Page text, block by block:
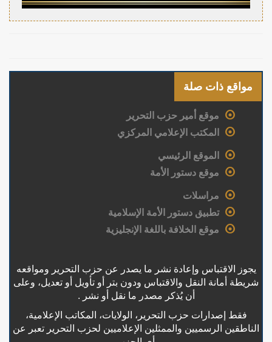
مواقع ذات صلة
موقع أمير حزب التحرير
المكتب الإعلامي المركزي
الموقع الرئيسي
موقع دستور الأمة
مراسلات
تطبيق دستور الأمة الإسلامية
موقع الخلافة باللغة الإنجليزية
يجوز الاقتباس وإعادة نشر ما يصدر عن حزب التحرير ومواقعه
شريطة أمانة النقل والاقتباس ودون بتر أو تأويل أو تعديل، وعلى
أن يُذكر مصدر ما نقل أو نشر .
فقط إصدارات حزب التحرير، الولايات، المكاتب الإعلامية،
الناطقين الرسميين والممثلين الإعلاميين لحزب التحرير تعبر عن